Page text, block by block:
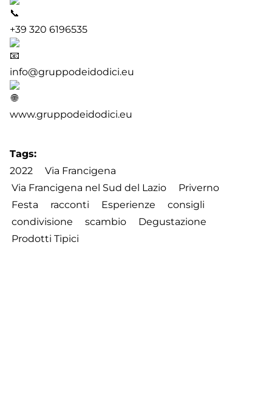
+39 320 6196535
info@gruppodeidodici.eu
www.gruppodeidodici.eu
Tags
2022
Via Francigena
Via Francigena nel Sud del Lazio
Priverno
Festa
racconti Esperienze
consigli
condivisione
scambio
Degustazione
Prodotti Tipici